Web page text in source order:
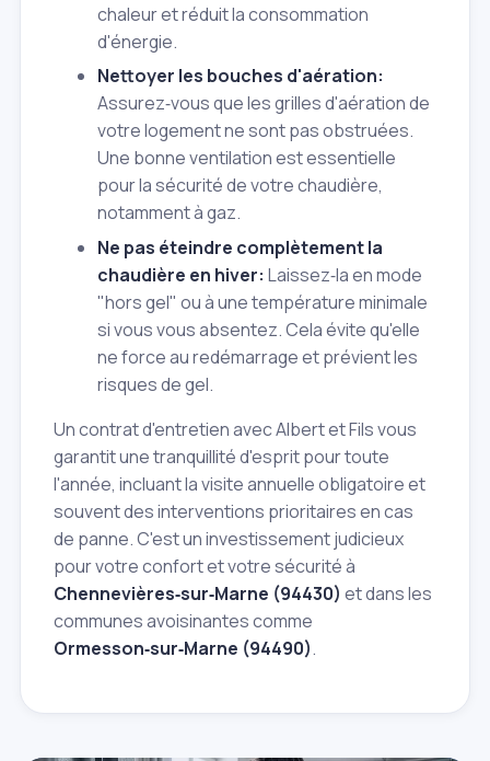
chaleur et réduit la consommation
d'énergie.
Nettoyer les bouches d'aération:
Assurez‑vous que les grilles d'aération de
votre logement ne sont pas obstruées.
Une bonne ventilation est essentielle
pour la sécurité de votre chaudière,
notamment à gaz.
Ne pas éteindre complètement la
chaudière en hiver: Laissez‑la en mode
"hors gel" ou à une température minimale
si vous vous absentez. Cela évite qu'elle
ne force au redémarrage et prévient les
risques de gel.
Un contrat d'entretien avec Albert et Fils vous
garantit une tranquillité d'esprit pour toute
l'année, incluant la visite annuelle obligatoire et
souvent des interventions prioritaires en cas
de panne. C'est un investissement judicieux
pour votre confort et votre sécurité à
Chennevières‑sur‑Marne (94430) et dans les
communes avoisinantes comme
Ormesson‑sur‑Marne (94490).